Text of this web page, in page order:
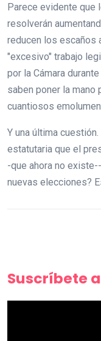
Parece evidente que
resolverán
reducen los escaños
"excesivo" trabajo
por la Cámara
saben poner la mano
cuantiosos
Y una última
estatutaria que el
-que ahora no
nuevas elecciones?
Suscríbete